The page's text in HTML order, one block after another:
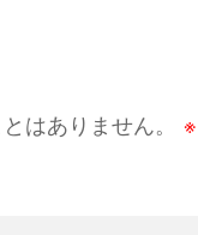
はありません。 ※